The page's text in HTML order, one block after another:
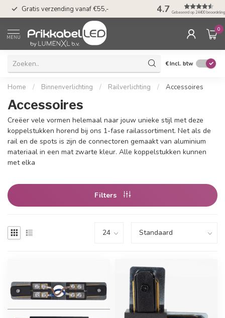
Gratis verzending vanaf €55,- 50 dagen
Klarna
4.7 Gebaseerd op 24400
MENU
0
€Incl. btw
Home / Binnenverlichting / Railverlichting / Accessoires
Accessoires
Creëer vele vormen helemaal naar jouw unieke stijl met deze
koppelstukken horend bij ons 1-fase railassortiment. Net als de
rail en de spots is zijn de connectoren gemaakt van aluminium
materiaal in een mat zwarte kleur. Alle koppelstukken kunnen
met elka
Filters